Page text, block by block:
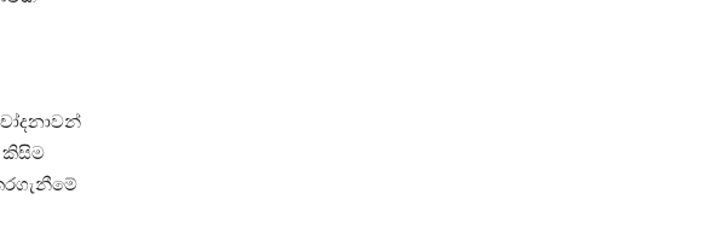
කිසිම